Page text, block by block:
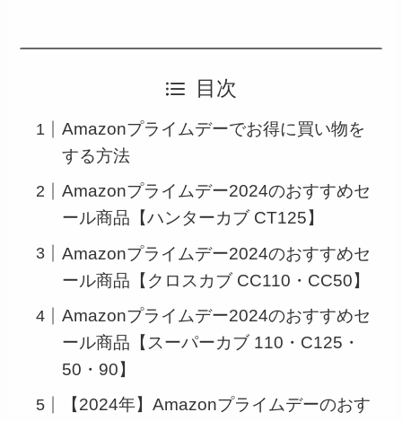
目次
Amazonプライムデーでお得に買い物を
する方法
Amazonプライムデー2024のおすすめセ
ール商品【ハンターカブ CT125】
Amazonプライムデー2024のおすすめセ
ール商品【クロスカブ CC110・CC50】
Amazonプライムデー2024のおすすめセ
ール商品【スーパーカブ 110・C125・
50・90】
【2024年】Amazonプライムデーのおす